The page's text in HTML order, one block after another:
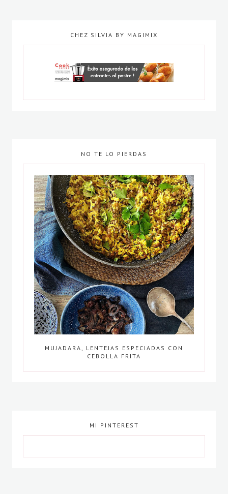
CHEZ SILVIA BY MAGIMIX
NO TE LO PIERDAS
MUJADARA, LENTEJAS ESPECIADAS CON
CEBOLLA FRITA
MI PINTEREST